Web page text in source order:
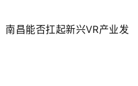
昌能否扛起新兴VR产业发